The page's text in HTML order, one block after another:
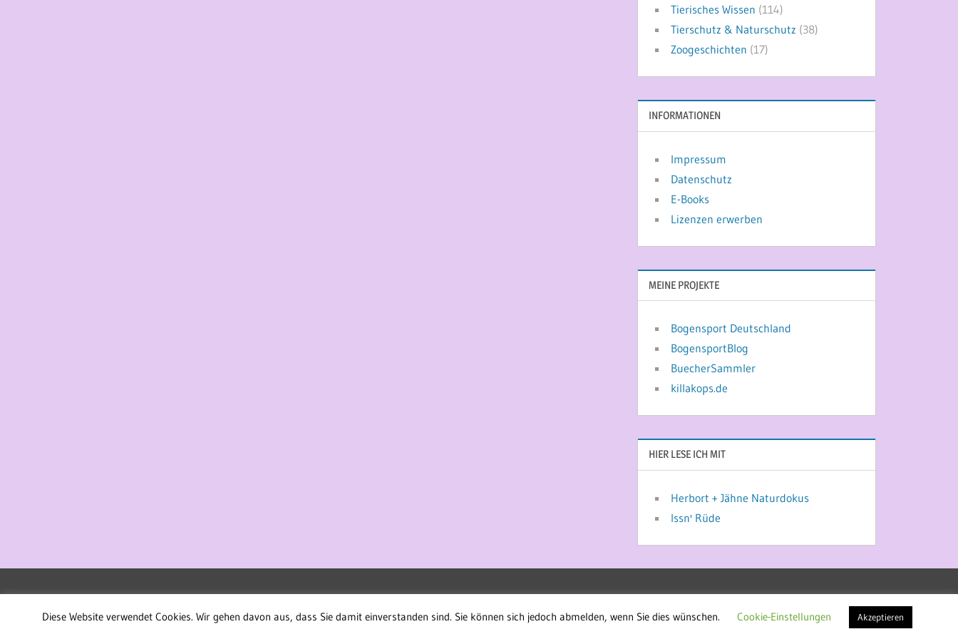
Tierisches Wissen (114)
Tierschutz & Naturschutz (38)
Zoogeschichten (17)
INFORMATIONEN
Impressum
Datenschutz
E-Books
Lizenzen erwerben
MEINE PROJEKTE
Bogensport Deutschland
BogensportBlog
BuecherSammler
killakops.de
HIER LESE ICH MIT
Herbort + Jähne Naturdokus
Issn' Rüde
Diese Website verwendet Cookies. Wir gehen davon aus, dass Sie damit einverstanden sind. Sie können sich jedoch abmelden, wenn Sie dies wünschen.
Cookie-Einstellungen Akzeptieren